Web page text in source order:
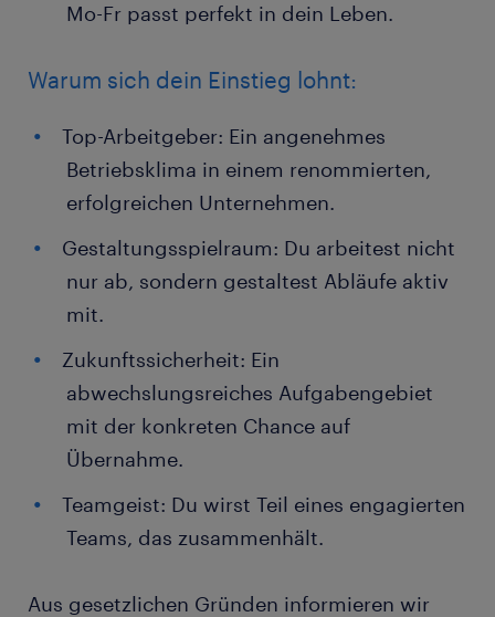
Mo-Fr passt perfekt in dein Leben.
Warum sich dein Einstieg lohnt:
Top-Arbeitgeber: Ein angenehmes
Betriebsklima in einem renommierten,
erfolgreichen Unternehmen.
Gestaltungsspielraum: Du arbeitest nicht
nur ab, sondern gestaltest Abläufe aktiv
mit.
Zukunftssicherheit: Ein
abwechslungsreiches Aufgabengebiet
mit der konkreten Chance auf
Übernahme.
Teamgeist: Du wirst Teil eines engagierten
Teams, das zusammenhält.
Aus gesetzlichen Gründen informieren wir